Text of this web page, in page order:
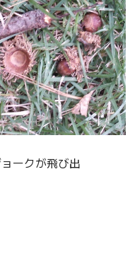
ークが飛び出